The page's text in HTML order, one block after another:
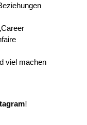
viel machen
!